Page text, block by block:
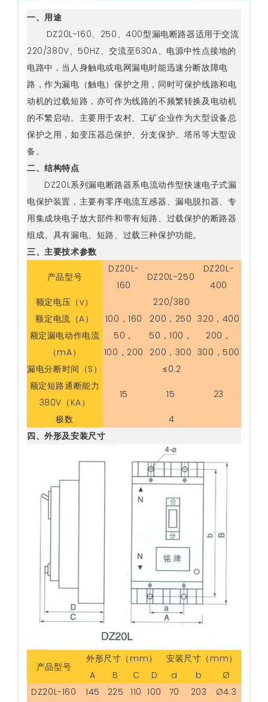
一、用途
DZ20L-160、250、400型漏电断路器适用于交流
220/380V、50HZ、交流至630A、电源中性点接地的
电路中，当人身触电或电网漏电时能迅速分断故障电
路，作为漏电（触电）保护之用，同时可保护线路和电
动机的过载短路，亦可作为线路的不频繁转换及电动机
的不繁启动。主要用于农村、工矿企业作为大型设备总
保护之用，如变压器总保护、分支保护、塔吊等大型设
备。
二、结构特点
DZ20L系列漏电断路器系电流动作型快速电子式漏
电保护装置，主要有零序电流互感器、漏电脱扣器、专
用集成块电子放大部件和带有短路、过载保护的断路器
组成、具有漏电、短路、过载三种保护功能。
三、主要技术参数
产品型号
DZ20L-
160
DZ20L-250
DZ20L-
400
额定电压（v）
220/380
额定电流（A）
100，160 200，250 320，400
额定漏电动作电流
（mA）
50，
100，200
50，100，
200，300
200，
300，500
漏电分断时间（S）
≤0.2
额定短路通断能力
380V（KA）
15 15 23
极数
4
四、外形及安装尺寸
产品型号
外形尺寸（mm）
安装尺寸（mm）
A
B C D a b
Ø
DZ20L-160
145 225 110 100 70 203
Ø4.3